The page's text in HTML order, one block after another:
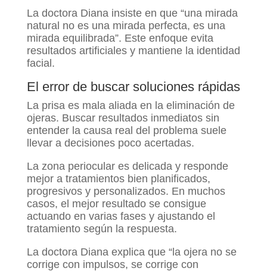
La doctora Diana insiste en que “una mirada
natural no es una mirada perfecta, es una
mirada equilibrada”. Este enfoque evita
resultados artificiales y mantiene la identidad
facial.
El error de buscar soluciones rápidas
La prisa es mala aliada en la eliminación de
ojeras. Buscar resultados inmediatos sin
entender la causa real del problema suele
llevar a decisiones poco acertadas.
La zona periocular es delicada y responde
mejor a tratamientos bien planificados,
progresivos y personalizados. En muchos
casos, el mejor resultado se consigue
actuando en varias fases y ajustando el
tratamiento según la respuesta.
La doctora Diana explica que “la ojera no se
corrige con impulsos, se corrige con